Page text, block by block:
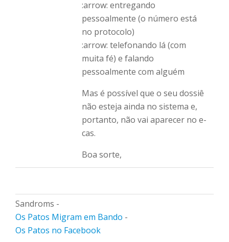
:arrow: entregando
pessoalmente (o número está
no protocolo)
:arrow: telefonando lá (com
muita fé) e falando
pessoalmente com alguém
Mas é possível que o seu dossiê
não esteja ainda no sistema e,
portanto, não vai aparecer no e-
cas.
Boa sorte,
Sandroms -
Os Patos Migram em Bando -
Os Patos no Facebook